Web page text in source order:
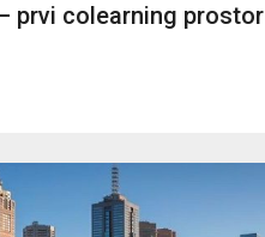
prvi colearning prostor